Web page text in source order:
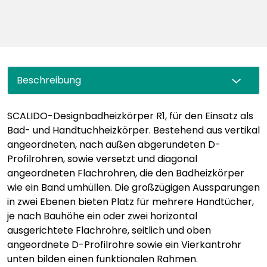
Beschreibung
SCALIDO-Designbadheizkörper R1, für den Einsatz als
Bad- und Handtuchheizkörper. Bestehend aus vertikal
angeordneten, nach außen abgerundeten D-
Profilrohren, sowie versetzt und diagonal
angeordneten Flachrohren, die den Badheizkörper
wie ein Band umhüllen. Die großzügigen Aussparungen
in zwei Ebenen bieten Platz für mehrere Handtücher,
je nach Bauhöhe ein oder zwei horizontal
ausgerichtete Flachrohre, seitlich und oben
angeordnete D-Profilrohre sowie ein Vierkantrohr
unten bilden einen funktionalen Rahmen.